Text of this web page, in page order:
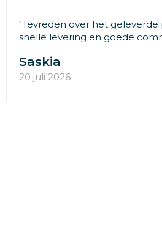
"Tevreden over het geleverde
snelle levering en goede
Saskia
20 juli 2026